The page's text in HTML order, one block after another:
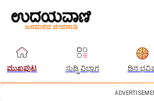
ಮುಖಪುಟ ಸುದ್ದಿ ವಿಭಾಗ ದಿನ